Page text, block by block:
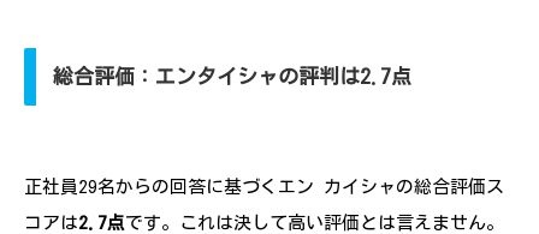
総合評価：エンタイシャの評判は2.7点
正社員29名からの回答に基づくエン カイシャの総合評価ス
コアは2.7点です。これは決して高い評価とは言えません。